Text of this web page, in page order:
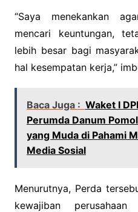
“Saya menekankan
mencari keuntungan,
lebih besar bagi
hal kesempatan kerja,”
Baca Juga : Waket I
Perumda Danum
yang Muda di Pahami
Media Sosial
Menurutnya, Perda
kewajiban